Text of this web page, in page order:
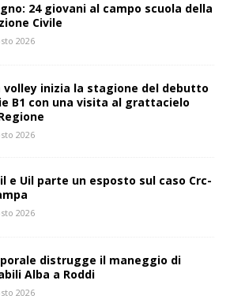
24 giovani al campo scuola della
Civile
2026
volley inizia la stagione del debutto
B1 con una visita al grattacielo
2026
e Uil parte un esposto sul caso Crc-
2026
distrugge il maneggio di
Alba a Roddi
2026